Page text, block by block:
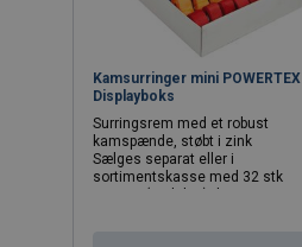
Kamsurringer mini POWERTEX
Displayboks
Surringsrem med et robust
kamspænde, støbt i zink
Sælges separat eller i
sortimentskasse med 32 stk